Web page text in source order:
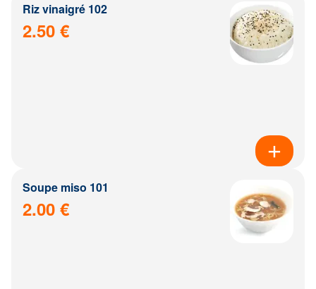
Riz vinaigré 102
2.50 €
Soupe miso 101
2.00 €